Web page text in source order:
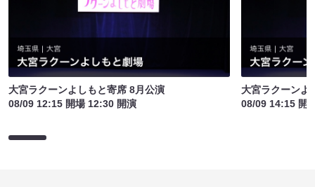
大宮ラクーンよしもと寄席 8月公演
08/09 12:15 開場 12:30 開演
大宮ラクーンよ
08/09 14:15 開